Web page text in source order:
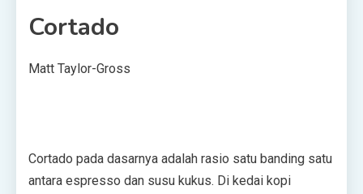
Cortado
Matt Taylor-Gross
Cortado pada dasarnya adalah rasio satu banding satu
antara espresso dan susu kukus. Di kedai kopi